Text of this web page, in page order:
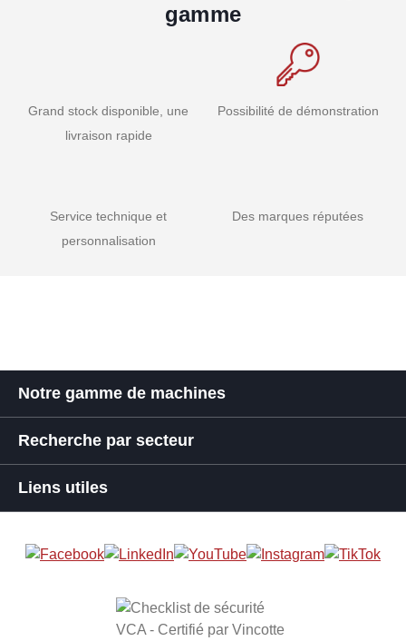
gamme
Grand stock disponible, une
livraison rapide
Possibilité de démonstration
Service technique et
personnalisation
Des marques réputées
Notre gamme de machines
Recherche par secteur
Liens utiles